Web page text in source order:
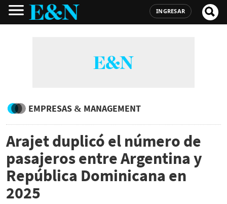
INGRESAR
EMPRESAS & MANAGEMENT
Arajet duplicó el número de
pasajeros entre Argentina y
República Dominicana en
2025